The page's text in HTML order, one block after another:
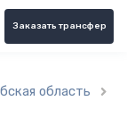
Заказать трансфер
область 